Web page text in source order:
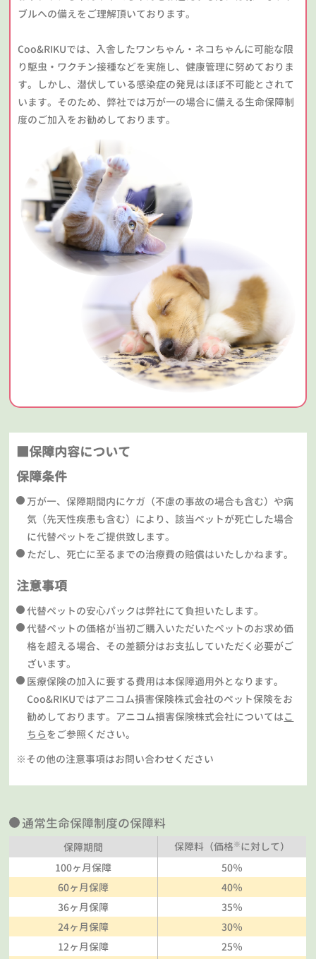
ブルへの備えをご理解頂いております。
Coo&RIKUでは、入舎したワンちゃん・ネコちゃんに可能な限
り駆虫・ワクチン接種などを実施し、健康管理に努めておりま
す。しかし、潜伏している感染症の発見はほぼ不可能とされて
います。そのため、弊社では万が一の場合に備える生命保障制
度のご加入をお勧めしております。
■保障内容について
保障条件
万が一、保障期間内にケガ（不慮の事故の場合も含む）や病
気（先天性疾患も含む）により、該当ペットが死亡した場合
に代替ペットをご提供致します。
ただし、死亡に至るまでの治療費の賠償はいたしかねます。
注意事項
代替ペットの安心パックは弊社にて負担いたします。
代替ペットの価格が当初ご購入いただいたペットのお求め価
格を超える場合、その差額分はお支払していただく必要がご
ざいます。
医療保険の加入に要する費用は本保障適用外となります。
Coo&RIKUではアニコム損害保険株式会社のペット保険をお
勧めしております。アニコム損害保険株式会社についてはこ
ちらをご参照ください。
※その他の注意事項はお問い合わせください
通常生命保障制度の保障料
保障期間 保障料（価格※に対して）
100ヶ月保障
50％
60ヶ月保障
40％
36ヶ月保障
35％
24ヶ月保障
30％
12ヶ月保障
25％